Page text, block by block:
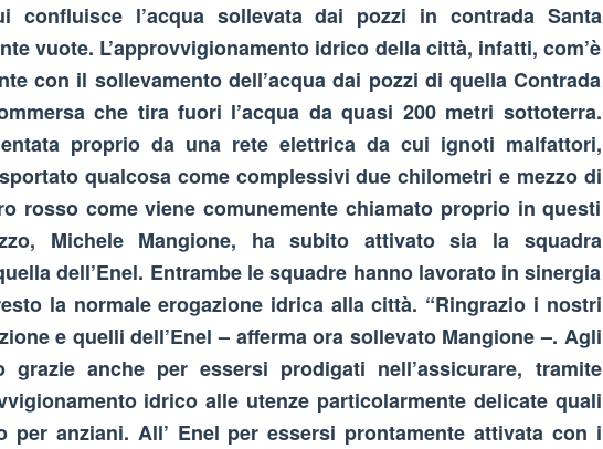
confluisce l’acqua sollevata dai pozzi in contrada Santa
vuote. L’approvvigionamento idrico della città, infatti, com’è
con il sollevamento dell’acqua dai pozzi di quella Contrada
che tira fuori l’acqua da quasi 200 metri sottoterra.
proprio da una rete elettrica da cui ignoti malfattori,
qualcosa come complessivi due chilometri e mezzo di
rosso come viene comunemente chiamato proprio in questi
Michele Mangione, ha subito attivato sia la squadra
dell’Enel. Entrambe le squadre hanno lavorato in sinergia
la normale erogazione idrica alla città. “Ringrazio i nostri
e quelli dell’Enel – afferma ora sollevato Mangione –. Agli
anche per essersi prodigati nell’assicurare, tramite
idrico alle utenze particolarmente delicate quali
per anziani. All’ Enel per essersi prontamente attivata con i